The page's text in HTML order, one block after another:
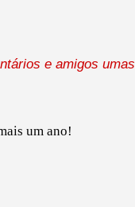
e amigos umas
um ano!